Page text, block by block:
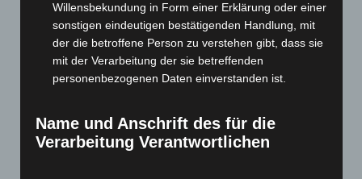
November 2021(215)
Oktober 2021(171)
September 2021(180)
August 2021(154)
Juni 2021(198)
Willensbekundung in Form einer Erklärung oder einer
sonstigen eindeutigen bestätigenden Handlung, mit
der die betroffene Person zu verstehen gibt, dass sie
mit der Verarbeitung der sie betreffenden
personenbezogenen Daten einverstanden ist.
Name und Anschrift des für die
Verarbeitung Verantwortlichen